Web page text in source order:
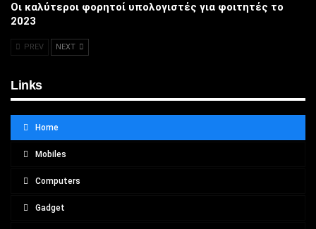
Οι καλύτεροι φορητοί υπολογιστές για φοιτητές το
2023
PREV NEXT
Links
Home
Mobiles
Computers
Gadget